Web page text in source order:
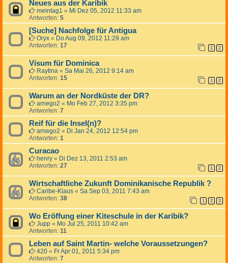
Neues aus der Karibik
meintag1 « Mi Dez 05, 2012 11:33 am
Antworten: 5
[Suche] Nachfolge für Antigua
Oryx « Do Aug 09, 2012 11:29 am
Antworten: 17 1 2
Visum für Dominica
Raytina « Sa Mai 26, 2012 9:14 am
Antworten: 15 1 2
Warum an der Nordküste der DR?
arnego2 « Mo Feb 27, 2012 3:35 pm
Antworten: 7
Reif für die Insel(n)?
arnego2 « Di Jan 24, 2012 12:54 pm
Antworten: 1
Curacao
henry « Di Dez 13, 2011 2:53 am
Antworten: 27 1 2
Wirtschaftliche Zukunft Dominikanische Republik ?
Caribe-Klaus « Sa Sep 03, 2011 7:43 am
Antworten: 38 1 2 3
Wo Eröffung einer Kiteschule in der Karibik?
Jupp « Mo Jul 25, 2011 10:42 am
Antworten: 11
Leben auf Saint Martin- welche Voraussetzungen?
420 « Fr Apr 01, 2011 5:34 pm
Antworten: 7